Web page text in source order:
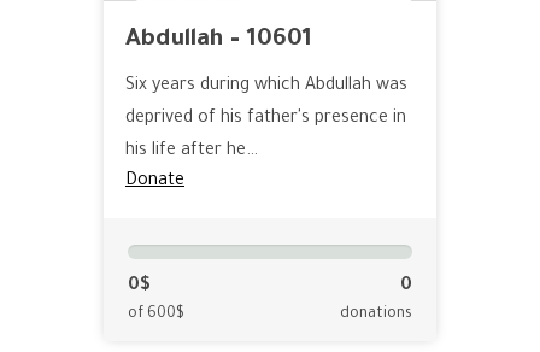
Abdullah – 10601
Six years during which Abdullah was
deprived of his father's presence in
his life after he…
Donate
0$
of 600$
0
donations